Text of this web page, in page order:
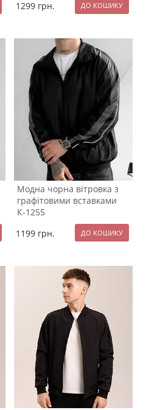
1299 грн.
Модна чорна вітровка з
графітовими вставками
К-1255
1199 грн.